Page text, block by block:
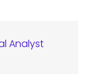
Analyst